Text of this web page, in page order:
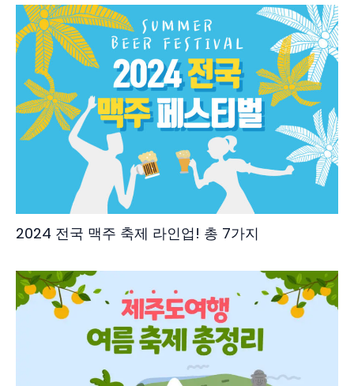
2024 전국 맥주 축제 라인업! 총 7가지